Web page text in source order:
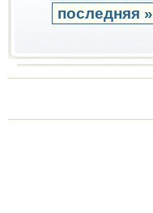
последняя »